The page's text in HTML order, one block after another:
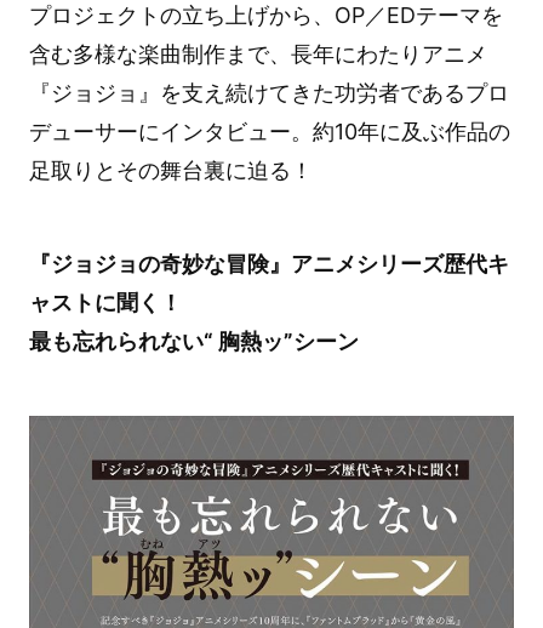
プロジェクトの立ち上げから、OP／EDテーマを
含む多様な楽曲制作まで、長年にわたりアニメ
『ジョジョ』を支え続けてきた功労者であるプロ
デューサーにインタビュー。約10年に及ぶ作品の
足取りとその舞台裏に迫る！
『ジョジョの奇妙な冒険』アニメシリーズ歴代キ
ャストに聞く！
最も忘れられない“ 胸熱ッ”シーン